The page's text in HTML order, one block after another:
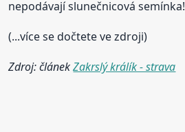
nepodávají slunečnicová semínka!
(...více se dočtete ve zdroji)
Zdroj: článekZakrslý králík - strava